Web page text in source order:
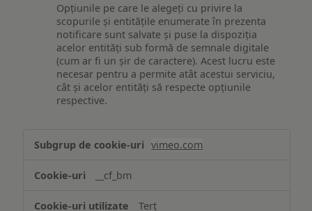
Opțiunile pe care le alegeți cu privire la
scopurile și entitățile enumerate în prezenta
notificare sunt salvate și puse la dispoziția
acelor entități sub formă de semnale digitale
(cum ar fi un șir de caractere). Acest lucru este
necesar pentru a permite atât acestui serviciu,
cât și acelor entități să respecte opțiunile
respective.
funcționalităților
ului
vimeo.com
__cf_bm
Terț